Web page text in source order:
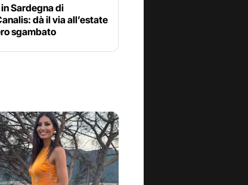
Sardegna di
dà il via all’estate
sgambato